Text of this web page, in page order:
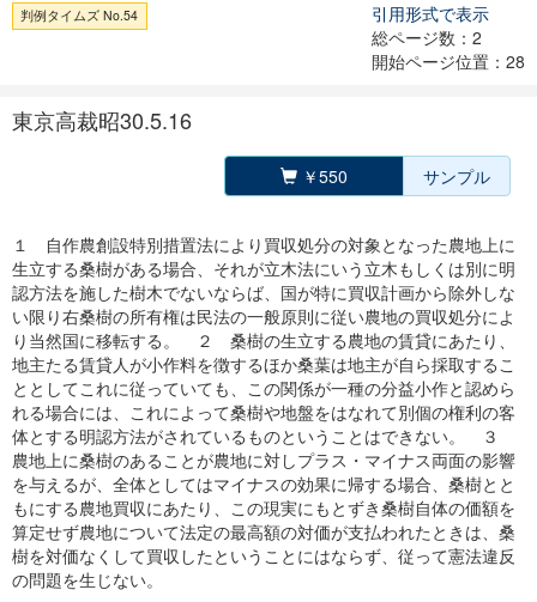
判例タイムズ No.54
引用形式で表示
総ページ数：2
開始ページ位置：28
東京高裁昭30.5.16
￥550 サンプル
１ 自作農創設特別措置法により買収処分の対象となった農地上に
生立する桑樹がある場合、それが立木法にいう立木もしくは別に明
認方法を施した樹木でないならば、国が特に買収計画から除外しな
い限り右桑樹の所有権は民法の一般原則に従い農地の買収処分によ
り当然国に移転する。 ２ 桑樹の生立する農地の賃貸にあたり、
地主たる賃貸人が小作料を徴するほか桑葉は地主が自ら採取するこ
ととしてこれに従っていても、この関係が一種の分益小作と認めら
れる場合には、これによって桑樹や地盤をはなれて別個の権利の客
体とする明認方法がされているものということはできない。 ３
農地上に桑樹のあることが農地に対しプラス・マイナス両面の影響
を与えるが、全体としてはマイナスの効果に帰する場合、桑樹とと
もにする農地買収にあたり、この現実にもとずき桑樹自体の価額を
算定せず農地について法定の最高額の対価が支払われたときは、桑
樹を対価なくして買収したということにはならず、従って憲法違反
の問題を生じない。